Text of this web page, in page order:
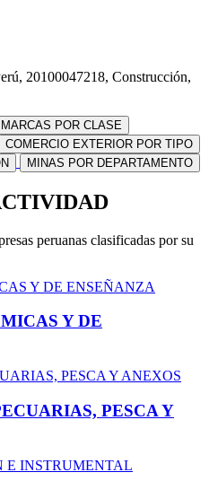
20100047218, Construcción,
MARCAS POR CLASE
COMERCIO EXTERIOR POR TIPO
MINAS POR DEPARTAMENTO
peruanas clasificadas por su
Y DE
PESCA Y